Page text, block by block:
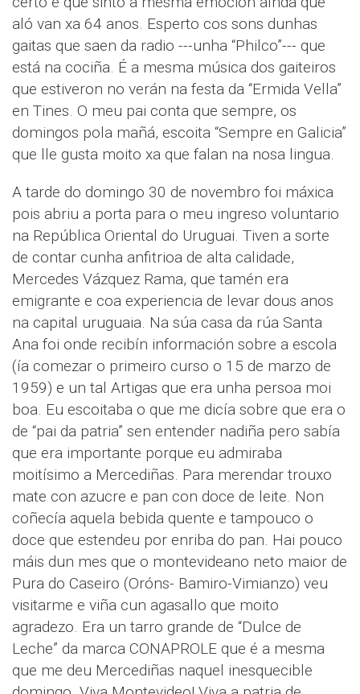
aló van xa 64 anos. Esperto cos sons dunhas
gaitas que saen da radio ---unha “Philco”--- que
está na cociña. É a mesma música dos gaiteiros
que estiveron no verán na festa da “Ermida Vella”
en Tines. O meu pai conta que sempre, os
domingos pola mañá, escoita “Sempre en Galicia”
que lle gusta moito xa que falan na nosa lingua.
A tarde do domingo 30 de novembro foi máxica
pois abriu a porta para o meu ingreso voluntario
na República Oriental do Uruguai. Tiven a sorte
de contar cunha anfitrioa de alta calidade,
Mercedes Vázquez Rama, que tamén era
emigrante e coa experiencia de levar dous anos
na capital uruguaia. Na súa casa da rúa Santa
Ana foi onde recibín información sobre a escola
(ía comezar o primeiro curso o 15 de marzo de
1959) e un tal Artigas que era unha persoa moi
boa. Eu escoitaba o que me dicía sobre que era o
de “pai da patria” sen entender nadiña pero sabía
que era importante porque eu admiraba
moitísimo a Mercediñas. Para merendar trouxo
mate con azucre e pan con doce de leite. Non
coñecía aquela bebida quente e tampouco o
doce que estendeu por enriba do pan. Hai pouco
máis dun mes que o montevideano neto maior de
Pura do Caseiro (Oróns- Bamiro-Vimianzo) veu
visitarme e viña cun agasallo que moito
agradezo. Era un tarro grande de “Dulce de
Leche” da marca CONAPROLE que é a mesma
que me deu Mercediñas naquel inesquecible